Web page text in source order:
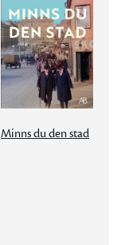
Minns du den stad